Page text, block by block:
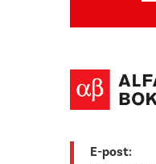
E-post: